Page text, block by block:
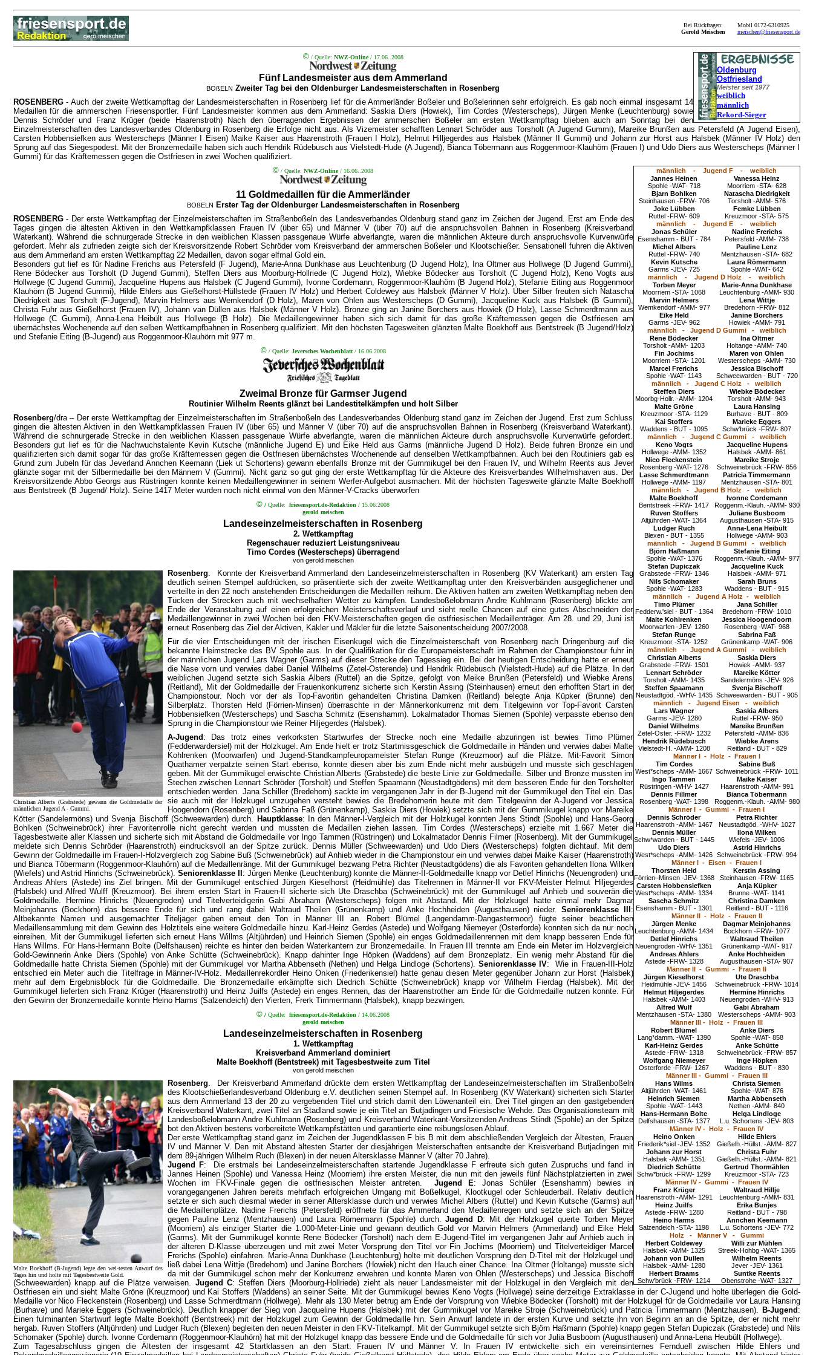
Bei Rückfragen:
Gerold Meischen
Mobil 0172-6310925
meischen@friesensport.de
Oldenburg
Ostfriesland
Meister seit 1977
weiblich
männlich
Rekord-Sieger
©/ Quelle: NWZ-Online/ 17.06..2008
Fünf Landesmeister aus dem Ammerland
BOßELN Zweiter Tag bei den Oldenburger Landesmeisterschaften in Rosenberg
ROSENBERG- Auch der zweite Wettkampftag der Landesmeisterschaften in Rosenberg lief für die Ammerländer Boßeler und Boßelerinnen sehr erfolgreich. Es gab noch einmal insgesamt 14
Medaillen für die ammerschen Friesensportler. Fünf Landesmeister kommen aus dem Ammerland: Saskia Diers (Howiek), Tim Cordes (Westerscheps), Jürgen Menke (Leuchtenburg) sowie
Dennis Schröder und Franz Krüger (beide Haarenstroth) Nach den überragenden Ergebnissen der ammerschen Boßeler am ersten Wettkampftag blieben auch am Sonntag bei den
Einzelmeisterschaften des Landesverbandes Oldenburg in Rosenberg die Erfolge nicht aus. Als Vizemeister schafften Lennart Schröder aus Torsholt (A Jugend Gummi), Mareike Brunßen aus Petersfeld (A Jugend Eisen),
Carsten Hobbensiefken aus Westerscheps (Männer I Eisen) Maike Kaiser aus Haarenstroth (Frauen I Holz), Helmut Hilljegerdes aus Halsbek (Männer II Gummi) und Johann zur Horst aus Halsbek (Männer IV Holz) den
Sprung auf das Siegespodest. Mit der Bronzemedaille haben sich auch Hendrik Rüdebusch aus Vielstedt-Hude (A Jugend), Bianca Töbermann aus Roggenmoor-Klauhörn (Frauen I) und Udo Diers aus Westerscheps (Männer I
Gummi) für das Kräftemessen gegen die Ostfriesen in zwei Wochen qualifiziert.
männlich - Jugend F - weiblich
Jannes Heinen
Vanessa Heinz
Spohle -WAT- 718
Moorriem -STA- 628
Bjarn Bohlken
Natascha Diedrigkeit
Steinhausen -FRW- 706
Torsholt -AMM- 576
Joke Lübben
Femke Lübben
Ruttel -FRW- 609
Kreuzmoor -STA- 575
männlich - Jugend E - weiblich
Jonas Schüler
Nadine Frerichs
Esenshamm - BUT - 784
Petersfeld -AMM- 738
Michel Albers
Pauline Lenz
Ruttel -FRW- 740
Mentzhausen -STA- 682
Kevin Kutsche
Laura Römermann
Garms -JEV- 725
Spohle -WAT- 642
männlich - Jugend D Holz - weiblich
Torben Meyer
Marie-Anna Dunkhase
Moorriem -STA- 1068
Leuchtenburg -AMM- 930
Marvin Helmers
Lena Wittje
Wemkendorf -AMM- 977
Bredehorn -FRW- 812
Eike Held
Janine Borchers
Garms -JEV- 962
Howiek -AMM- 791
männlich - Jugend D Gummi - weiblich
Rene Bödecker
Ina Oltmer
Torsholt -AMM- 1203
Holtange -AMM- 740
Fin Jochims
Maren von Ohlen
Moorriem -STA- 1201
Westerscheps -AMM- 730
Marcel Frerichs
Jessica Bischoff
Spohle -WAT- 1143
Schweewarden - BUT - 720
männlich - Jugend C Holz - weiblich
Steffen Diers
Wiebke Bödecker
Moorbg-Hollr. -AMM- 1204
Torsholt -AMM- 943
Malte Gröne
Laura Hansing
Kreuzmoor -STA- 1129
Burhave - BUT - 809
Kai Stoffers
Marieke Eggers
Waddens - BUT - 1095
Schw'brück -FRW- 807
männlich - Jugend C Gummi - weiblich
Keno Vogts
Jacqueline Hupens
Hollwege -AMM- 1352
Halsbek -AMM- 861
Nico Fleckenstein
Mareike Stroje
Rosenberg -WAT- 1276
Schweinebrück -FRW- 856
Lasse Schmerdtmann
Patricia Timmermann
Hollwege -AMM- 1197
Mentzhausen -STA- 801
männlich - Jugend B Holz - weiblich
Malte Boekhoff
Ivonne Cordemann
Bentstreek -FRW- 1417
Roggenm.-Klauh. -AMM- 930
Ruven Stoffers
Juliane Busboom
Altjührden -WAT- 1364
Augusthausen -STA- 915
Ludger Ruch
Anna-Lena Heibült
Blexen - BUT - 1355
Hollwege -AMM- 903
männlich - Jugend B Gummi - weiblich
Björn Haßmann
Stefanie Eiting
Spohle -WAT- 1376
Roggenm.-Klauh. -AMM- 977
Stefan Dupiczak
Jacqueline Kuck
Grabstede -FRW- 1346
Halsbek -AMM- 971
Nils Schomaker
Sarah Bruns
Spohle -WAT- 1283
Waddens - BUT - 915
männlich - Jugend A Holz - weiblich
Timo Plümer
Jana Schiller
Fedderw.'siel - BUT - 1364
Bredehorn -FRW- 1010
Malte Kohlrenken
Jessica Hoogendoorn
Moorwarfen -JEV- 1260
Rosenberg -WAT- 968
Stefan Runge
Sabrina Faß
Kreuzmoor -STA- 1252
Grünenkamp -WAT- 906
männlich - Jugend A Gummi - weiblich
Christian Alberts
Saskia Diers
Grabstede -FRW- 1501
Howiek -AMM- 937
Lennart Schröder
Mareike Kötter
Torsholt -AMM- 1435
Sandelermöns -JEV- 926
Steffen Spaamann
Svenja Bischoff
Neustadtgöd. -WHV- 1435 Schweewarden - BUT - 905
männlich - Jugend Eisen - weiblich
Lars Wagner
Saskia Albers
Garms -JEV- 1280
Ruttel -FRW- 950
Daniel Wilhelms
Mareike Brunßen
Zetel-Oster. -FRW- 1232
Petersfeld -AMM- 836
Hendrik Rüdebusch
Wiebke Arens
Vielstedt-H. -AMM- 1208
Reitland - BUT - 829
Männer I - Holz - Frauen I
Tim Cordes
Sabine Buß
West*scheps -AMM- 1667 Schweinebrück -FRW- 1011
Ingo Tammen
Maike Kaiser
Rüstringen -WHV- 1427
Haarenstroth -AMM- 991
Dennis Fillmer
Bianca Töbermann
Rosenberg -WAT- 1398
Roggenm.-Klauh. -AMM- 980
Männer I - Gummi - Frauen I
Dennis Schröder
Petra Richter
Haarenstroth -AMM- 1467
Neustadtgöd. -WHV- 1027
Dennis Müller
Ilona Wilken
Schw*warden - BUT - 1445
Wiefels -JEV- 1006
Udo Diers
Astrid Hinrichs
West*scheps -AMM- 1426 Schweinebrück -FRW- 994
Männer I - Eisen - Frauen I
Thorsten Held
Kerstin Assing
Förrien–Minsen -JEV- 1368
Steinhausen -FRW- 1165
Carsten Hobbensiefken
Anja Küpker
West*scheps -AMM- 1334
Brunne -WAT- 1141
Sascha Schmitz
Christina Damken
Esenshamm - BUT - 1301
Reitland - BUT - 1116
Männer II - Holz - Frauen II
Jürgen Menke
Dagmar Meinjohanns
Leuchtenburg -AMM- 1434
Bockhorn -FRW- 1077
Detlef Hinrichs
Waltraud Theilen
Neuengroden -WHV- 1351
Grünenkamp -WAT- 917
Andreas Ahlers
Anke Hochheiden
Astede -FRW- 1328
Augusthausen -STA- 907
Männer II - Gummi - Frauen II
Jürgen Kieselhorst
Ute Draschba
Heidmühle -JEV- 1456
Schweinebrück -FRW- 1014
Helmut Hiljegerdes
Hermine Hinrichs
Halsbek -AMM- 1403
Neuengroden -WHV- 913
Alfred Wulf
Gabi Abraham
Mentzhausen -STA- 1380
Westerscheps -AMM- 903
Männer III - Holz - Frauen III
Robert Blümel
Anke Diers
Lang*damm. -WAT- 1390
Spohle -WAT- 858
Karl-Heinz Gerdes
Anke Schütte
Astede -FRW- 1318
Schweinebrück -FRW- 857
Wolfgang Niemeyer
Inge Höpken
Osterforde -FRW- 1267
Waddens - BUT - 830
Männer III - Gummi - Frauen III
Hans Wilms
Christa Siemen
Altjührden -WAT- 1461
Spohle -WAT- 876
Heinrich Siemen
Martha Abbenseth
Spohle -WAT- 1443
Nethen -AMM- 840
Hans-Hermann Bolte
Helga Lindloge
Delfshausen -STA- 1377
L.u. Schortens -JEV- 803
Männer IV - Holz - Frauen IV
Heino Onken
Hilde Ehlers
Friederik*siel -JEV- 1352
Gießelh.-Hüllst. -AMM- 827
Johann zur Horst
Christa Fuhr
Halsbek -AMM- 1351
Gießelh.-Hüllst. -AMM- 821
Diedrich Schütte
Gertrud Thormählen
Schw*brück -FRW- 1299
Kreuzmoor -STA- 723
Männer IV - Gummi - Frauen IV
Franz Krüger
Waltraud Hillje
Haarenstroth -AMM- 1291
Leuchtenburg -AMM- 831
Heinz Juilfs
Erika Bunjes
Astede -FRW- 1280
Reitland - BUT - 798
Heino Harms
Annchen Keemann
Salzendeich -STA- 1198
L.u. Schortens -JEV- 772
Holz - Männer V - Gummi
Herbert Coldewey
Willi zur Mühlen
Halsbek -AMM- 1325
Streek-Hohbg -WAT- 1365
Johann von Düllen
Wilhelm Reents
Halsbek -AMM- 1280
Jever -JEV- 1361
Herbert Braams
Suntke Reents
Schw'brück -FRW- 1214
Obenstrohe -WAT- 1327
© / Quelle: NWZ-Online/ 16.06..2008
11 Goldmedaillen für die Ammerländer
BOßELN Erster Tag der Oldenburger Landesmeisterschaften in Rosenberg
ROSENBERG- Der erste Wettkampftag der Einzelmeisterschaften im Straßenboßeln des Landesverbandes Oldenburg stand ganz im Zeichen der Jugend. Erst am Ende des
Tages gingen die ältesten Aktiven in den Wettkampfklassen Frauen IV (über 65) und Männer V (über 70) auf die anspruchsvollen Bahnen in Rosenberg (Kreisverband
Waterkant). Während die schnurgerade Strecke in den weiblichen Klassen passgenaue Würfe abverlangte, waren die männlichen Akteure durch anspruchsvolle Kurvenwürfe
gefordert. Mehr als zufrieden zeigte sich der Kreisvorsitzende Robert Schröder vom Kreisverband der ammerschen Boßeler und Klootschießer. Sensationell fuhren die Aktiven
aus dem Ammerland am ersten Wettkampftag 22 Medaillen, davon sogar elfmal Gold ein.
Besonders gut lief es für Nadine Frerichs aus Petersfeld (F Jugend), Marie-Anna Dunkhase aus Leuchtenburg (D Jugend Holz), Ina Oltmer aus Hollwege (D Jugend Gummi),
Rene Bödecker aus Torsholt (D Jugend Gummi), Steffen Diers aus Moorburg-Hollriede (C Jugend Holz), Wiebke Bödecker aus Torsholt (C Jugend Holz), Keno Vogts aus
Hollwege (C Jugend Gummi), Jacqueline Hupens aus Halsbek (C Jugend Gummi), Ivonne Cordemann, Roggenmoor-Klauhörn (B Jugend Holz), Stefanie Eiting aus Roggenmoor
Klauhörn (B Jugend Gummi), Hilde Ehlers aus Gießelhorst-Hüllstede (Frauen IV Holz) und Herbert Coldewey aus Halsbek (Männer V Holz). Über Silber freuten sich Natascha
Diedrigkeit aus Torsholt (F-Jugend), Marvin Helmers aus Wemkendorf (D Holz), Maren von Ohlen aus Westerscheps (D Gummi), Jacqueline Kuck aus Halsbek (B Gummi),
Christa Fuhr aus Gießelhorst (Frauen IV), Johann van Düllen aus Halsbek (Männer V Holz). Bronze ging an Janine Borchers aus Howiek (D Holz), Lasse Schmerdtmann aus
Hollwege (C Gummi), Anna-Lena Heibült aus Hollwege (B Holz). Die Medaillengewinner haben sich sich damit für das große Kräftemessen gegen die Ostfriesen am
übernächstes Wochenende auf den selben Wettkampfbahnen in Rosenberg qualifiziert. Mit den höchsten Tagesweiten glänzten Malte Boekhoff aus Bentstreek (B Jugend/Holz)
und Stefanie Eiting (B-Jugend) aus Roggenmoor-Klauhörn mit 977 m.
© / Quelle: Jeversches Wochenblatt / 16.06.2008
Zweimal Bronze für Garmser Jugend
Routinier Wilhelm Reents glänzt bei Landestitelkämpfen und holt Silber
Rosenberg/dra – Der erste Wettkampftag der Einzelmeisterschaften im Straßenboßeln des Landesverbandes Oldenburg stand ganz im Zeichen der Jugend. Erst zum Schluss
gingen die ältesten Aktiven in den Wettkampfklassen Frauen IV (über 65) und Männer V (über 70) auf die anspruchsvollen Bahnen in Rosenberg (Kreisverband Waterkant).
Während die schnurgerade Strecke in den weiblichen Klassen passgenaue Würfe abverlangte, waren die männlichen Akteure durch anspruchsvolle Kurvenwürfe gefordert.
Besonders gut lief es für die Nachwuchstalente Kevin Kutsche (männliche Jugend E) und Eike Held aus Garms (männliche Jugend D Holz). Beide fuhren Bronze ein und
qualifizierten sich damit sogar für das große Kräftemessen gegen die Ostfriesen übernächstes Wochenende auf denselben Wettkampfbahnen. Auch bei den Routiniers gab es
Grund zum Jubeln für das Jeverland Annchen Keemann (Liek ut Schortens) gewann ebenfalls Bronze mit der Gummikugel bei den Frauen IV, und Wilhelm Reents aus Jever
glänzte sogar mit der Silbermedaille bei den Männern V (Gummi). Nicht ganz so gut ging der erste Wettkampftag für die Akteure des Kreisverbandes Wilhelmshaven aus. Der
Kreisvorsitzende Abbo Georgs aus Rüstringen konnte keinen Medaillengewinner in seinem Werfer-Aufgebot ausmachen. Mit der höchsten Tagesweite glänzte Malte Boekhoff
aus Bentstreek (B Jugend/ Holz). Seine 1417 Meter wurden noch nicht einmal von den Männer-V-Cracks überworfen
© / Quelle: friesensport.de-Redaktion / 15.06.2008
gerold meischen
Landeseinzelmeisterschaften in Rosenberg
2. Wettkampftag
Regenschauer reduziert Leistungsniveau
Timo Cordes (Westerscheps) überragend
von gerold meischen
Christian Alberts (Grabstede) gewann die Goldmedaille der
männlichen Jugend A - Gummi.
Rosenberg.
Konnte der Kreisverband Ammerland den Landeseinzelmeisterschaften in Rosenberg (KV Waterkant) am ersten Tag
deutlich seinen Stempel aufdrücken, so präsentierte sich der zweite Wettkampftag unter den Kreisverbänden ausgeglichener und
verteilte in den 22 noch anstehenden Entscheidungen die Medaillen reihum. Die Aktiven hatten am zweiten Wettkampftag neben den
Tücken der Strecken auch mit wechselhaften Wetter zu kämpfen. Landesboßelobmann Andre Kuhlmann (Rosenberg) blickte am
Ende der Veranstaltung auf einen erfolgreichen Meisterschaftsverlauf und sieht reelle Chancen auf eine gutes Abschneiden der
Medaillengewinner in zwei Wochen bei den FKV-Meisterschaften gegen die ostfriesischen Medaillenträger. Am 28. und 29, Juni ist
erneut Rosenberg das Ziel der Aktiven, Käkler und Mäkler für die letzte Saisonentscheidung 2007/2008.
Für die vier Entscheidungen mit der irischen Eisenkugel wich die Einzelmeisterschaft von Rosenberg nach Dringenburg auf die
bekannte Heimstrecke des BV Spohle aus. In der Qualifikation für die Europameisterschaft im Rahmen der Championstour fuhr in
der männlichen Jugend Lars Wagner (Garms) auf dieser Strecke den Tagessieg ein. Bei der heutigen Entscheidung hatte er erneut
die Nase vorn und verwies dabei Daniel Wilhelms (Zetel-Osterende) und Hendrik Rüdebusch (Vielstedt-Hude) auf die Plätze. In der
weiblichen Jugend setzte sich Saskia Albers (Ruttel) an die Spitze, gefolgt von Meike Brunßen (Petersfeld) und Wiebke Arens
(Reitland), Mit der Goldmedaille der Frauenkonkurrenz sicherte sich Kerstin Assing (Steinhausen) erneut den erhofften Start in der
Championstour. Noch vor der als Top-Favoritin gehandelten Christina Damken (Reitland) belegte Anja Küpker (Brunne) den
Silberplatz. Thorsten Held (Förrien-Minsen) überraschte in der Männerkonkurrenz mit dem Titelgewinn vor Top-Favorit Carsten
Hobbensiefken (Westerscheps) und Sascha Schmitz (Esenshamm). Lokalmatador Thomas Siemen (Spohle) verpasste ebenso den
Sprung in die Championstour wie Reiner Hiljegerdes (Halsbek).
A-Jugend : Das trotz eines verkorksten Startwurfes der Strecke noch eine Medaille abzuringen ist bewies Timo Plümer
(Fedderwardersiel) mit der Holzkugel. Am Ende hielt er trotz Startmissgeschick die Goldmedaille in Händen und verwies dabei Malte
Kohlrenken (Moorwarfen) und Jugend-Standkampfeuropameister Stefan Runge (Kreuzmoor) auf die Plätze. Mit-Favorit Simon
Quathamer verpatzte seinen Start ebenso, konnte diesen aber bis zum Ende nicht mehr ausbügeln und musste sich geschlagen
geben. Mit der Gummikugel erwischte Christian Alberts (Grabstede) die beste Linie zur Goldmedaille. Silber und Bronze mussten im
Stechen zwischen Lennart Schröder (Torsholt) und Steffen Spaamann (Neustadtgödens) mit dem besseren Ende für den Torsholter
entschieden werden. Jana Schiller (Bredehorn) sackte im vergangenen Jahr in der B-Jugend mit der Gummikugel den Titel ein. Das
sie auch mit der Holzkugel umzugehen versteht bewies die Bredehornerin heute mit dem Titelgewinn der A-Jugend vor Jessica
Hoogendorn (Rosenberg) und Sabrina Faß (Grünenkamp), Saskia Diers (Howiek) setzte sich mit der Gummikugel knapp vor Mareike
Kötter (Sandelermöns) und Svenja Bischoff (Schweewarden) durch. Hauptklasse: In den Männer-I-Vergleich mit der Holzkugel konnten Jens Stindt (Spohle) und Hans-Georg
Bohlken (Schweinebrück) ihrer Favoritenrolle nicht gerecht werden und mussten die Medaillen ziehen lassen. Tim Cordes (Westerscheps) erzielte mit 1.667 Meter die
Tagesbestweite aller Klassen und sicherte sich mit Abstand die Goldmedaille vor Ingo Tammen (Rüstringen) und Lokalmatador Dennis Filmer (Rosenberg). Mit der Gummikugel
meldete sich Dennis Schröder (Haarenstroth) eindrucksvoll an der Spitze zurück. Dennis Müller (Schweewarden) und Udo Diers (Westerscheps) folgten dichtauf. Mit dem
Gewinn der Goldmedaille im Frauen-I-Holzvergleich zog Sabine Buß (Schweinebrück) auf Anhieb wieder in die Championstour ein und verwies dabei Maike Kaiser (Haarenstroth)
und Bianca Töbermann (Roggenmoor-Klauhörn) auf die Medaillenränge. Mit der Gummikugel bezwang Petra Richter (Neustadtgödens) die als Favoriten gehandelten Ilona Wilken
(Wiefels) und Astrid Hinrichs (Schweinebrück). Seniorenklasse II : Jürgen Menke (Leuchtenburg) konnte die Männer-II-Goldmedaille knapp vor Detlef Hinrichs (Neuengroden) und
Andreas Ahlers (Astede) ins Ziel bringen. Mit der Gummikugel entschied Jürgen Kieselhorst (Heidmühle) das Titelrennen in Männer-II vor FKV-Meister Helmut Hiljegerdes
(Halsbek) und Alfred Wulff (Kreuzmoor). Bei ihrem ersten Start in Frauen-II sicherte sich Ute Draschba (Schweinebrück) mit der Gummikugel auf Anhieb und souverän die
Goldmedaille. Hermine Hinrichs (Neuengroden) und Titelverteidigerin Gabi Abraham (Westerscheps) folgen mit Abstand. Mit der Holzkugel hatte einmal mehr Dagmar
Meinjohanns (Bockhorn) das bessere Ende für sich und rang dabei Waltraud Theilen (Grünenkamp) und Anke Hochheiden (Augusthausen) nieder. Seniorenklasse III :
Altbekannte Namen und ausgemachter Titeljäger gaben erneut den Ton in Männer III an. Robert Blümel (Langendamm-Dangastermoor) fügte seiner beachtlichen
Medaillensammlung mit dem Gewinn des Holztitels eine weitere Goldmedaille hinzu. Karl-Heinz Gerdes (Astede) und Wolfgang Niemeyer (Osterforde) konnten sich da nur noch
einreihen. Mit der Gummikugel lieferten sich erneut Hans Willms (Altjührden) und Heinrich Siemen (Spohle) ein enges Goldmedaillenrennen mit dem knapp besseren Ende für
Hans Willms. Für Hans-Hermann Bolte (Delfshausen) reichte es hinter den beiden Waterkantern zur Bronzemedaille. In Frauen III trennte am Ende ein Meter im Holzvergleich
Gold-Gewinnerin Anke Diers (Spohle) von Anke Schütte (Schweinebrück). Knapp dahinter Inge Höpken (Waddens) auf dem Bronzeplatz. Ein wenig mehr Abstand für die
Goldmedaille hatte Christa Siemen (Spohle) mit der Gummikugel vor Martha Abbenseth (Nethen) und Helga Lindloge (Schortens). Seniorenklasse IV: Wie in Frauen-III-Holz
entschied ein Meter auch die Titelfrage in Männer-IV-Holz. Medaillenrekordler Heino Onken (Friederikensiel) hatte genau diesen Meter gegenüber Johann zur Horst (Halsbek)
mehr auf dem Ergebnisblock für die Goldmedaille. Die Bronzemedaille erkämpfte sich Diedrich Schütte (Schweinebrück) knapp vor Wilhelm Fierdag (Halsbek). Mit der
Gummikugel lieferten sich Franz Krüger (Haarenstroth) und Heinz Juilfs (Astede) ein enges Rennen, das der Haarenstrother am Ende für die Goldmedaille nutzen konnte. Für
den Gewinn der Bronzemedaille konnte Heino Harms (Salzendeich) den Vierten, Frerk Timmermann (Halsbek), knapp bezwingen.
© / Quelle: friesensport.de-Redaktion / 14.06.2008
gerold meischen
Landeseinzelmeisterschaften in Rosenberg
1. Wettkampftag
Kreisverband Ammerland dominiert
Malte Boekhoff (Bentstreek) mit Tagesbestweite zum Titel
von gerold meischen
Malte Boekhoff (B-Jugend) legte den wei-testen Anwurf des
Tages hin und holte mit Tagesbestweite Gold.
Rosenberg. Der Kreisverband Ammerland drückte dem ersten Wettkampftag der Landeseinzelmeisterschaften im Straßenboßeln
des Klootschießerlandesverband Oldenburg e.V. deutlichen seinen Stempel auf. In Rosenberg (KV Waterkant) sicherten sich Starter
aus dem Ammerland 13 der 20 zu vergebenden Titel und strich damit den Löwenanteil ein. Drei Titel gingen an den gastgebenden
Kreisverband Waterkant, zwei Titel an Stadland sowie je ein Titel an Butjadingen und Friesische Wehde. Das Organisationsteam mit
Landesboßelobmann Andre Kuhlmann (Rosenberg) und Kreisverband Waterkant-Vorsitzenden Andreas Stindt (Spohle) an der Spitze
bot den Aktiven bestens vorbereitete Wettkampfstätten und garantierte eine reibungslosen Ablauf.
Der erste Wettkampftag stand ganz im Zeichen der Jugendklassen F bis B mit dem abschließenden Vergleich der Ältesten, Frauen
IV und Männer V. Den mit Abstand ältesten Starter der diesjährigen Meisterschaften entsandte der Kreisverband Butjadingen mit
dem 89-jährigen Wilhelm Ruch (Blexen) in der neuen Altersklasse Männer V (älter 70 Jahre).
Jugend F: Die erstmals bei Landeseinzelmeisterschaften startende Jugendklasse F erfreute sich guten Zuspruchs und fand in
Jannes Heinen (Spohle) und Vanessa Heinz (Moorriem) ihre ersten Meister, die nun mit den jeweils fünf Nächstplatzierten in zwei
Wochen im FKV-Finale gegen die ostfriesischen Meister antreten. Jugend E: Jonas Schüler (Esenshamm) bewies in
vorangegangenen Jahren bereits mehrfach erfolgreichen Umgang mit Boßelkugel, Klootkugel oder Schleuderball. Relativ deutlich
setzte er sich auch diesmal wieder in seiner Altersklasse durch und verwies Michel Albers (Ruttel) und Kevin Kutsche (Garms) auf
die Medaillenplätze. Nadine Frerichs (Petersfeld) eröffnete für das Ammerland den Medaillenregen und setzte sich an der Spitze
gegen Pauline Lenz (Mentzhausen) und Laura Römermann (Spohle) durch.Jugend D: Mit der Holzkugel querte Torben Meyer
(Moorriem) als einziger Starter die 1.000-Meter-Linie und gewann deutlich Gold vor Marvin Helmers (Ammerland) und Eike Held
(Garms). Mit der Gummikugel konnte Rene Bödecker (Torsholt) nach dem E-Jugend-Titel im vergangenen Jahr auf Anhieb auch in
der älteren D-Klasse überzeugen und mit zwei Meter Vorsprung den Titel vor Fin Jochims (Moorriem) und Titelverteidiger Marcel
Frerichs (Spohle) einfahren. Marie-Anna Dunkhase (Leuchtenburg) holte mit deutlichen Vorsprung den D-Titel mit der Holzkugel und
ließ dabei Lena Wittje (Bredehorn) und Janine Borchers (Howiek) nicht den Hauch einer Chance. Ina Oltmer (Holtange) musste sich
da mit der Gummikugel schon mehr der Konkurrenz erwehren und konnte Maren von Ohlen (Westerscheps) und Jessica Bischoff
(Schweewarden) knapp auf die Plätze verweisen. Jugend C: Steffen Diers (Moorburg-Hollriede) zieht als neuer Landesmeister mit der Holzkugel in den Vergleich mit den
Ostfriesen ein und sieht Malte Gröne (Kreuzmoor) und Kai Stoffers (Waddens) an seiner Seite. Mit der Gummikugel bewies Keno Vogts (Hollwege) seine derzeitige Extraklasse in der C-Jugend und holte überlegen die Gold-
Medaille vor Nico Fleckenstein (Rosenberg) und Lasse Schmerdtmann (Hollwege). Mehr als 130 Meter betrug am Ende der Vorsprung von Wiebke Bödecker (Torsholt) mit der Holzkugel für de Goldmedaille vor Laura Hansing
(Burhave) und Marieke Eggers (Schweinebrück). Deutlich knapper der Sieg von Jacqueline Hupens (Halsbek) mit der Gummikugel vor Mareike Stroje (Schweinebrück) und Patricia Timmermann (Mentzhausen). B-Jugend :
Einen fulminanten Startwurf legte Malte Boekhoff (Bentstreek) mit der Holzkugel zum Gewinn der Goldmedaille hin. Sein Anwurf landete in der ersten Kurve und setzte ihn von Beginn an an die Spitze, der er nicht mehr
hergab. Ruven Stoffers (Altjührden) und Ludger Ruch (Blexen) begleiten den neuen Meister in den FKV-Titelkampf. Mit der Gummikugel setzte sich Björn Haßmann (Spohle) knapp gegen Stefan Dupiczak (Grabstede) und Nils
Schomaker (Spohle) durch. Ivonne Cordemann (Roggenmoor-Klauhörn) hat mit der Holzkugel knapp das bessere Ende und die Goldmedaille für sich vor Julia Busboom (Augusthausen) und Anna-Lena Heubült (Hollwege).
Zum Tagesabschluss gingen die Ältesten der insgesamt 42 Startklassen an den Start: Frauen IV und Männer V. In Frauen IV entwickelte sich ein vereinsinternes Fernduell zwischen Hilde Ehlers und